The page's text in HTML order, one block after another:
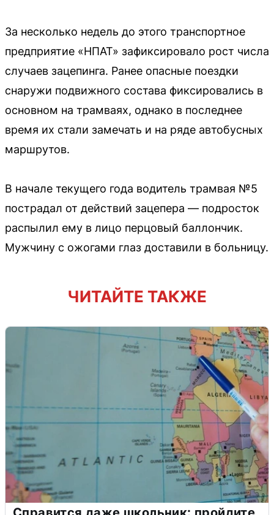
За несколько недель до этого транспортное
предприятие «НПАТ» зафиксировало рост числа
случаев зацепинга. Ранее опасные поездки
снаружи подвижного состава фиксировались в
основном на трамваях, однако в последнее
время их стали замечать и на ряде автобусных
маршрутов.
В начале текущего года водитель трамвая №5
пострадал от действий зацепера — подросток
распылил ему в лицо перцовый баллончик.
Мужчину с ожогами глаз доставили в больницу.
ЧИТАЙТЕ ТАКЖЕ